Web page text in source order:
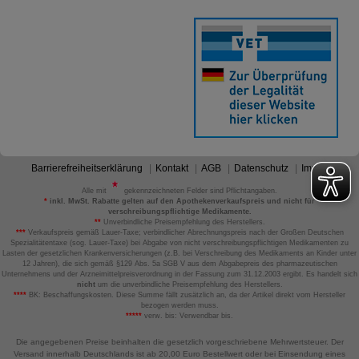
Barrierefreiheitserklärung Kontakt AGB Datenschutz Impressum
Alle mit
gekennzeichneten Felder sind Pflichtangaben.
* inkl. MwSt. Rabatte gelten auf den Apothekenverkaufspreis und nicht für
verschreibungspflichtige Medikamente.
**Unverbindliche Preisempfehlung des Herstellers.
***Verkaufspreis gemäß Lauer-Taxe; verbindlicher Abrechnungspreis nach der Großen Deutschen
Spezialitätentaxe (sog. Lauer-Taxe) bei Abgabe von nicht verschreibungspflichtigen Medikamenten zu
Lasten der gesetzlichen Krankenversicherungen (z.B. bei Verschreibung des Medikaments an Kinder unter
12 Jahren), die sich gemäß §129 Abs. 5a SGB V aus dem Abgabepreis des pharmazeutischen
Unternehmens und der Arzneimittelpreisverordnung in der Fassung zum 31.12.2003 ergibt. Es handelt sich
nichtum die unverbindliche Preisempfehlung des Herstellers.
**** BK: Beschaffungskosten. Diese Summe fällt zusätzlich an, da der Artikel direkt vom Hersteller
bezogen werden muss.
***** verw. bis: Verwendbar bis.
Die angegebenen Preise beinhalten die gesetzlich vorgeschriebene Mehrwertsteuer. Der
Versand innerhalb Deutschlands ist ab 20,00 Euro Bestellwert oder bei Einsendung eines